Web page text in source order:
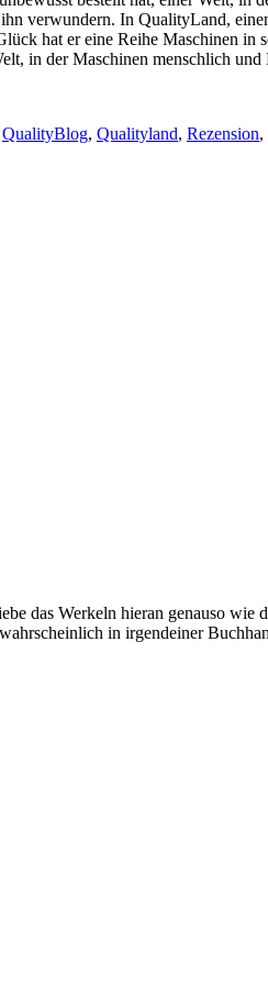
verwundern. In QualityLand,
hat er eine Reihe Maschinen
in der Maschinen menschlich und
QualityBlog, Qualityland, Rezension,
das Werkeln hieran genauso
in irgendeiner